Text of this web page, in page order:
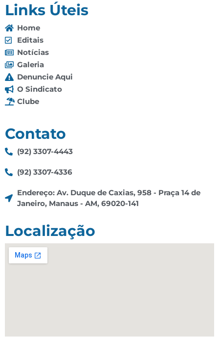
Links Úteis
Home
Editais
Notícias
Galeria
Denuncie Aqui
O Sindicato
Clube
Contato
(92) 3307-4443
(92) 3307-4336
Endereço: Av. Duque de Caxias, 958 - Praça 14 de
Janeiro, Manaus - AM, 69020-141
Localização